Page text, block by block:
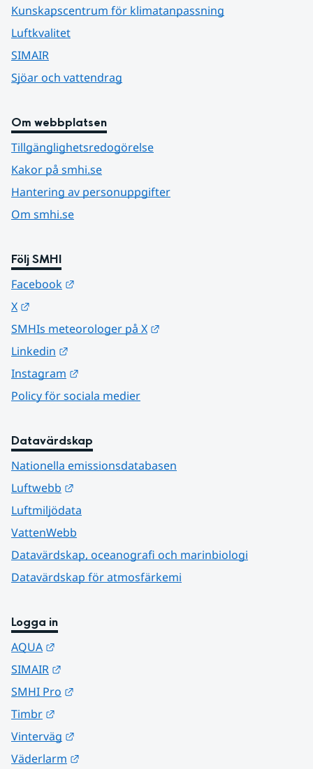
Kunskapscentrum för klimatanpassning
Luftkvalitet
SIMAIR
Sjöar och vattendrag
Om webbplatsen
Tillgänglighetsredogörelse
Kakor på smhi.se
Hantering av personuppgifter
Om smhi.se
Följ SMHI
Facebook
X
SMHIs meteorologer på X
Linkedin
Instagram
Policy för sociala medier
Datavärdskap
Nationella emissionsdatabasen
Luftwebb
Luftmiljödata
VattenWebb
Datavärdskap, oceanografi och marinbiologi
Datavärdskap för atmosfärkemi
Logga in
AQUA
SIMAIR
SMHI Pro
Timbr
Vinterväg
Väderlarm